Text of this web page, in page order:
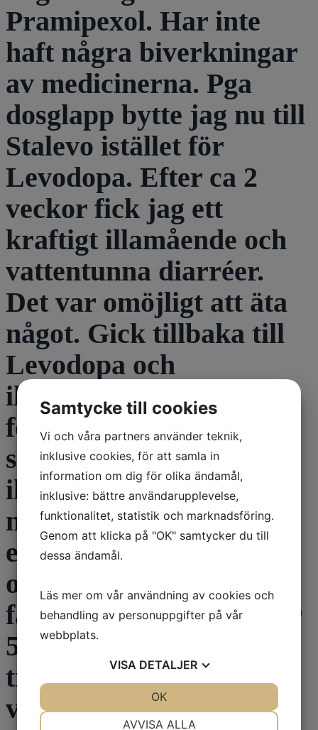
Pramipexol. Har inte
haft några biverkningar
av medicinerna. Pga
dosglapp bytte jag nu till
Stalevo istället för
Levodopa. Efter ca 2
veckor fick jag ett
kraftigt illamående och
vattentunna diarréer.
Det var omöjligt att äta
något. Gick tillbaka till
Levodopa och
illamåendet och diarré
försvann. För att vara
säker på att inte
illamåendet orsakats av
något annat gjorde jag
en ny test med Stalevo
och samma inträffade
fast det debuterade efter
5-6 dagar. Bytte tillbaka
till Levodopa. Är detta
vanligt? Vad kan det
Samtycke till cookies
Vi och våra partners använder teknik,
inklusive cookies, för att samla in
information om dig för olika ändamål,
inklusive: bättre användarupplevelse,
funktionalitet, statistik och marknadsföring.
Genom att klicka på "OK" samtycker du till
dessa ändamål.
Läs mer om vår användning av cookies och
behandling av personuppgifter på vår
webbplats.
VISA DETALJER
AVVISA ALLA
OK